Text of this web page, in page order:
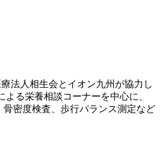
法人相生会とイオン九州が協力し
る栄養相談コーナーを中心に、
密度検査、歩行バランス測定など